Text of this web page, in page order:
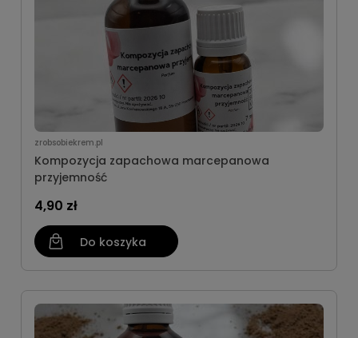
zrobsobiekrem.pl
Kompozycja zapachowa marcepanowa
przyjemność
4,90 zł
Do koszyka